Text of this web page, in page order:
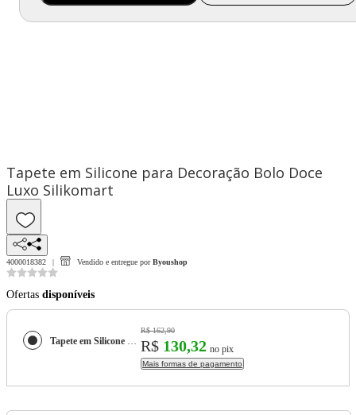
Tapete em Silicone para Decoração Bolo Doce
Luxo Silikomart
4000018382 Vendido e entregue por Byoushop
Ofertas disponíveis
Tapete em Silicone para Decoração Bolo Doce Luxo Silikomart
R$ 162,90
R$ 130,32 no pix
Mais formas de pagamento